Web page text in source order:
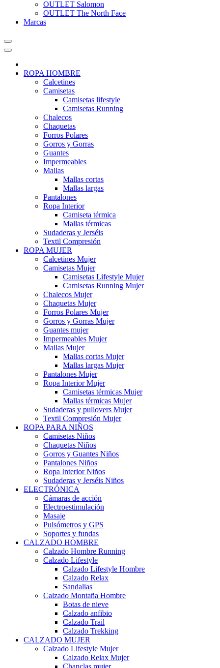
OUTLET Salomon
OUTLET The North Face
Marcas
ROPA HOMBRE
Calcetines
Camisetas
Camisetas lifestyle
Camisetas Running
Chalecos
Chaquetas
Forros Polares
Gorros y Gorras
Guantes
Impermeables
Mallas
Mallas cortas
Mallas largas
Pantalones
Ropa Interior
Camiseta térmica
Mallas térmicas
Sudaderas y Jerséis
Textil Compresión
ROPA MUJER
Calcetines Mujer
Camisetas Mujer
Camisetas Lifestyle Mujer
Camisetas Running Mujer
Chalecos Mujer
Chaquetas Mujer
Forros Polares Mujer
Gorros y Gorras Mujer
Guantes mujer
Impermeables Mujer
Mallas Mujer
Mallas cortas Mujer
Mallas largas Mujer
Pantalones Mujer
Ropa Interior Mujer
Camisetas térmicas Mujer
Mallas térmicas Mujer
Sudaderas y pullovers Mujer
Textil Compresión Mujer
ROPA PARA NIÑOS
Camisetas Niños
Chaquetas Niños
Gorros y Guantes Niños
Pantalones Niños
Ropa Interior Niños
Sudaderas y Jerséis Niños
ELECTRÓNICA
Cámaras de acción
Electroestimulación
Masaje
Pulsómetros y GPS
Soportes y fundas
CALZADO HOMBRE
Calzado Hombre Running
Calzado Lifestyle
Calzado Lifestyle Hombre
Calzado Relax
Sandalias
Calzado Montaña Hombre
Botas de nieve
Calzado anfibio
Calzado Trail
Calzado Trekking
CALZADO MUJER
Calzado Lifestyle Mujer
Calzado Relax Mujer
Chanclas mujer